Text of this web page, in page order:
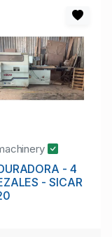
- 4
- SICAR